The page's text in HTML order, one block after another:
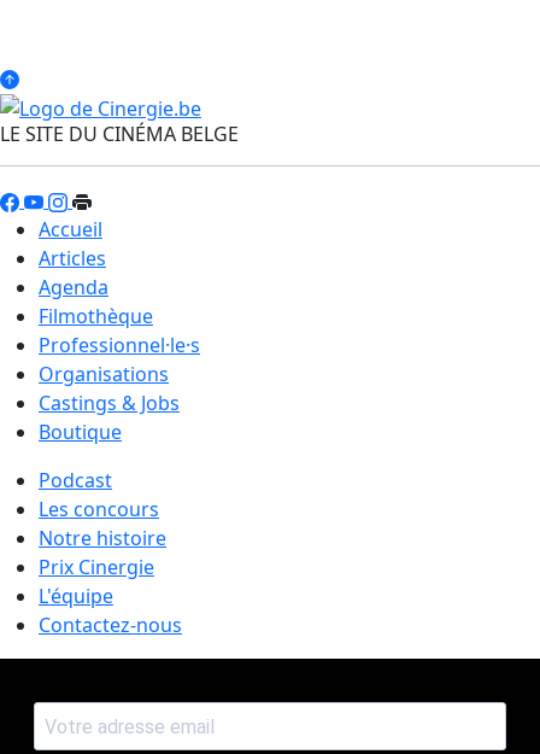
LE SITE DU CINÉMA BELGE
Accueil
Articles
Agenda
Filmothèque
Professionnel·le·s
Organisations
Castings & Jobs
Boutique
Podcast
Les concours
Notre histoire
Prix Cinergie
L'équipe
Contactez-nous